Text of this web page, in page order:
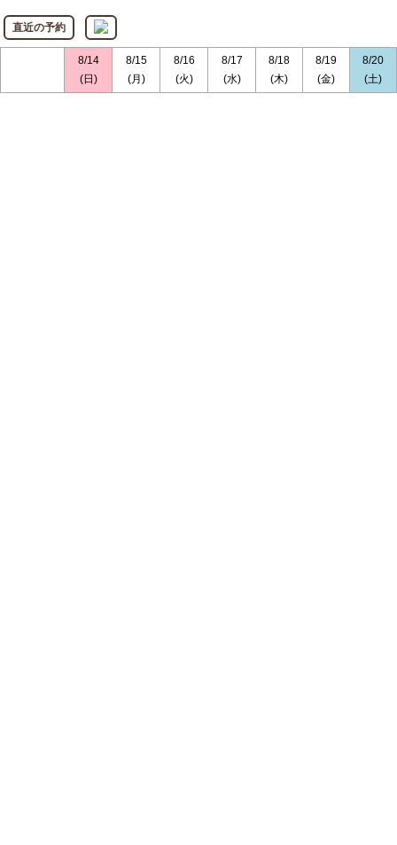
直近の予約
8/14
(日)
8/15
(月)
8/16
(火)
8/17
(水)
8/18
(木)
8/19
(金)
8/20
(土)